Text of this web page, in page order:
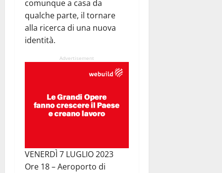
comunque a casa da
qualche parte, il tornare
alla ricerca di una nuova
identità.
Advertisement
VENERDÌ 7 LUGLIO 2023
Ore 18 – Aeroporto di